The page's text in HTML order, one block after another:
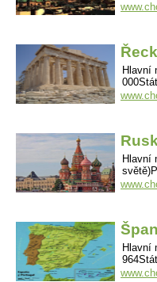
Hlavní
Hlavní
Hlavní